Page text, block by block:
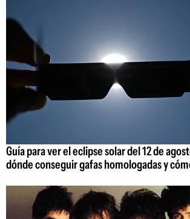
Guía para ver el eclipse solar del 12 de
dónde conseguir gafas homologadas y